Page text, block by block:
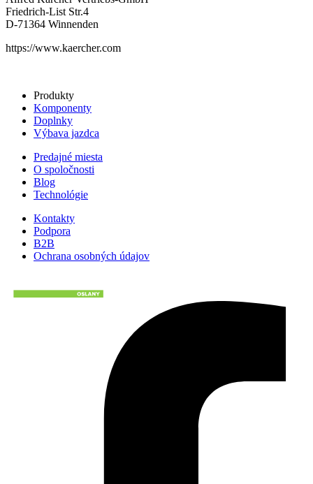
Friedrich-List Str.4
D-71364 Winnenden
https://www.kaercher.com
Produkty
Komponenty
Doplnky
Výbava jazdca
Predajné miesta
O spoločnosti
Blog
Technológie
Kontakty
Podpora
B2B
Ochrana osobných údajov